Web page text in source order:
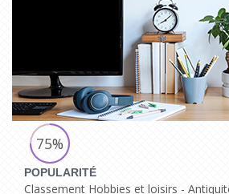
75%
POPULARITÉ
Classement Hobbies et loisirs -